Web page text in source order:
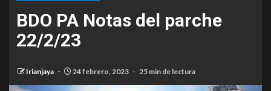
BDO PA Notas del parche
22/2/23
Irianjaya 24 febrero, 2023 25 min de lectura